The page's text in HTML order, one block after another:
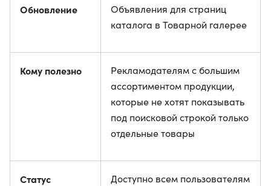
Обновление
Объявления для страниц
каталога в Товарной галерее
Кому полезно
Рекламодателям с большим
ассортиментом продукции,
которые не хотят показывать
под поисковой строкой только
отдельные товары
Статус Доступно всем пользователям